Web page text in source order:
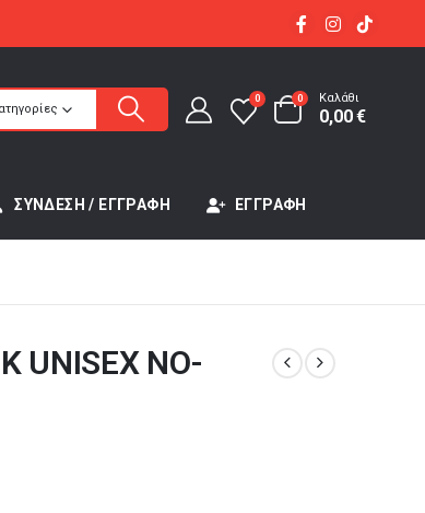
0 0 Καλάθι
0,00€
ΣΎΝΔΕΣΗ / ΕΓΓΡΑΦΉ ΕΓΓΡΑΦΉ
UNISEX NO-